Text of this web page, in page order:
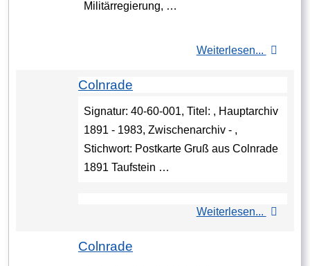
Militärregierung, …
Weiterlesen...
Colnrade
Signatur: 40-60-001, Titel: , Hauptarchiv
1891 - 1983, Zwischenarchiv - ,
Stichwort: Postkarte Gruß aus Colnrade
1891 Taufstein …
Weiterlesen...
Colnrade